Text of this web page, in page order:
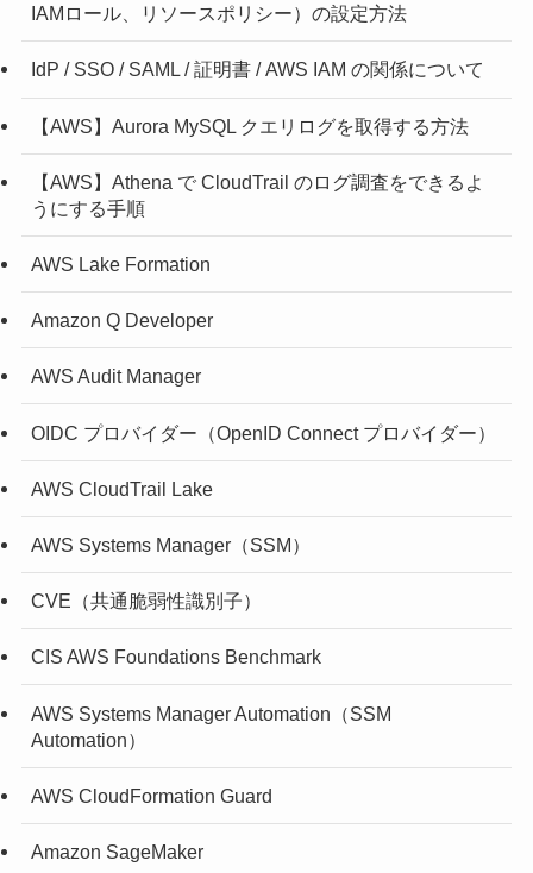
IAMロール、リソースポリシー）の設定方法
IdP / SSO / SAML / 証明書 / AWS IAM の関係について
【AWS】Aurora MySQL クエリログを取得する方法
【AWS】Athena で CloudTrail のログ調査をできるよ
うにする手順
AWS Lake Formation
Amazon Q Developer
AWS Audit Manager
OIDC プロバイダー（OpenID Connect プロバイダー）
AWS CloudTrail Lake
AWS Systems Manager（SSM）
CVE（共通脆弱性識別子）
CIS AWS Foundations Benchmark
AWS Systems Manager Automation（SSM
Automation）
AWS CloudFormation Guard
Amazon SageMaker